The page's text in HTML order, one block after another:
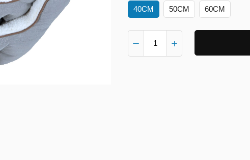
40CM 50CM 60CM